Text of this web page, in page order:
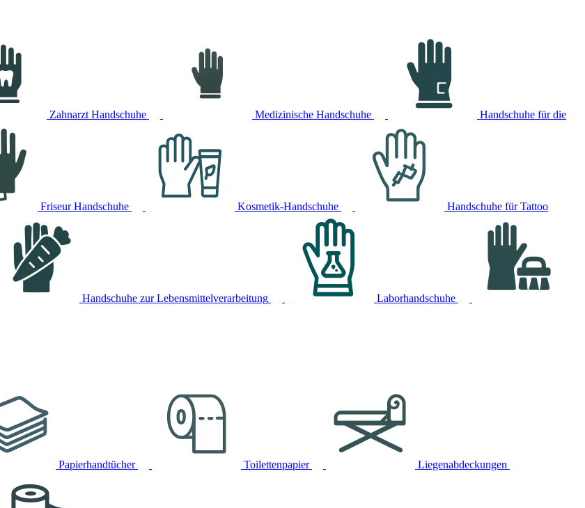
Zahnarzt Handschuhe Medizinische Handschuhe Handschuhe für die
Friseur Handschuhe Kosmetik-Handschuhe Handschuhe für Tattoo
Handschuhe zur Lebensmittelverarbeitung
Laborhandschuhe
Papierhandtücher Toilettenpapier Liegenabdeckungen